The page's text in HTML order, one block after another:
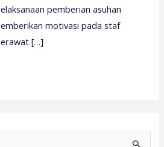
pemberian asuhan
motivasi pada staf
[…]